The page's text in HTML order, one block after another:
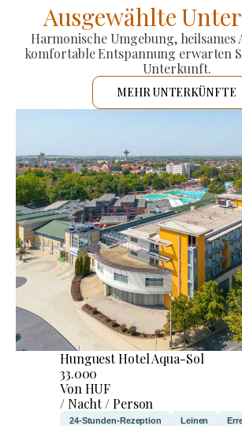
Ausgewählte
Harmonische Umgebung, heilsames
komfortable Entspannung erwarten
Unterkunft.
MEHR UNTERKÜNFTE
Hunguest Hotel Aqua-Sol
33.000
Von HUF
/ Nacht / Person
24-Stunden-Rezeption Leinen